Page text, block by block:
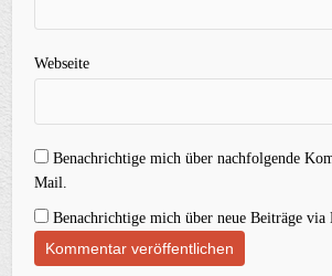
Webseite
Benachrichtige mich über nachfolgende
Mail.
Benachrichtige mich über neue Beiträge via